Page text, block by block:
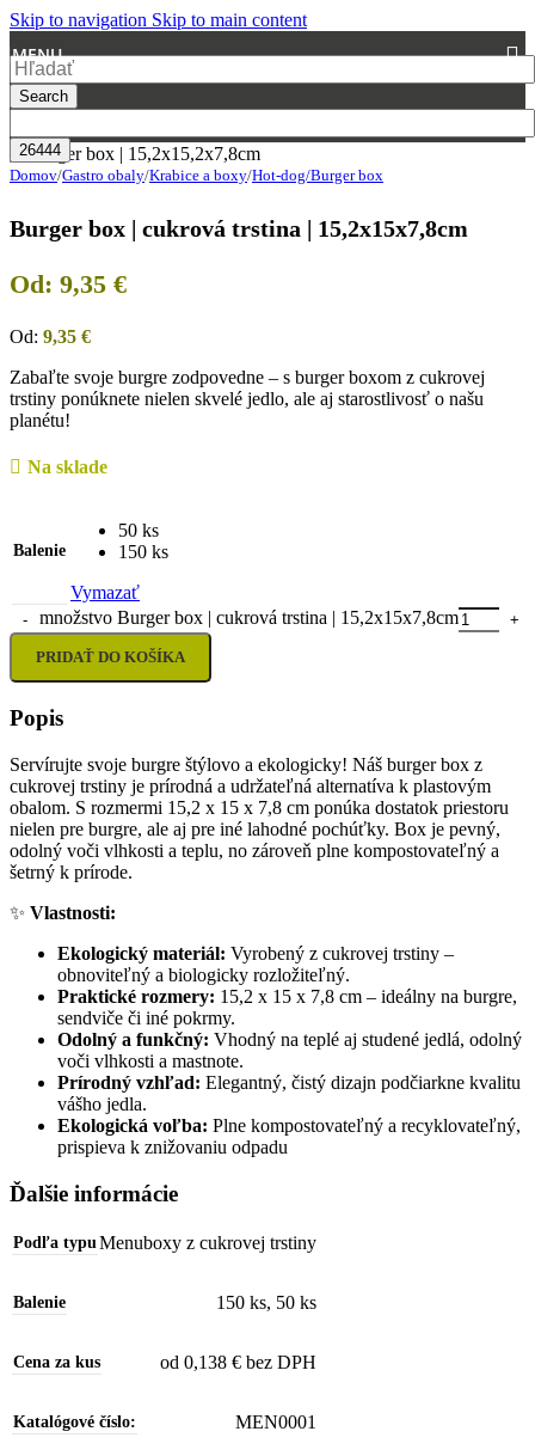
Skip to navigation Skip to main content
MENU
Search
Domov/Gastro obaly/Krabice a boxy/Hot-dog/Burger box
Burger box | cukrová trstina | 15,2x15x7,8cm
Od: 9,35 €
Od: 9,35 €
Zabaľte svoje burgre zodpovedne – s burger boxom z cukrovej
trstiny ponúknete nielen skvelé jedlo, ale aj starostlivosť o našu
planétu!
Na sklade
Balenie
50 ks
150 ks
Vymazať
množstvo Burger box | cukrová trstina | 15,2x15x7,8cm
PRIDAŤ DO KOŠÍKA
Popis
Servírujte svoje burgre štýlovo a ekologicky! Náš burger box z
cukrovej trstiny je prírodná a udržateľná alternatíva k plastovým
obalom. S rozmermi 15,2 x 15 x 7,8 cm ponúka dostatok priestoru
nielen pre burgre, ale aj pre iné lahodné pochúťky. Box je pevný,
odolný voči vlhkosti a teplu, no zároveň plne kompostovateľný a
šetrný k prírode.
✨ Vlastnosti:
Ekologický materiál: Vyrobený z cukrovej trstiny –
obnoviteľný a biologicky rozložiteľný.
Praktické rozmery: 15,2 x 15 x 7,8 cm – ideálny na burgre,
sendviče či iné pokrmy.
Odolný a funkčný: Vhodný na teplé aj studené jedlá, odolný
voči vlhkosti a mastnote.
Prírodný vzhľad: Elegantný, čistý dizajn podčiarkne kvalitu
vášho jedla.
Ekologická voľba: Plne kompostovateľný a recyklovateľný,
prispieva k znižovaniu odpadu
Ďalšie informácie
Podľa typu Menuboxy z cukrovej trstiny
Balenie 150 ks, 50 ks
Cena za kus od 0,138 € bez DPH
Katalógové číslo: MEN0001